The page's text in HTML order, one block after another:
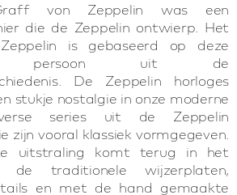
von Zeppelin was een
die de Zeppelin ontwierp. Het
is gebaseerd op deze
persoon uit de
De Zeppelin horloges
stukje nostalgie in onze moderne
series uit de Zeppelin
zijn vooral klassiek vormgegeven.
uitstraling komt terug in het
de traditionele wijzerplaten,
en met de hand gemaakte